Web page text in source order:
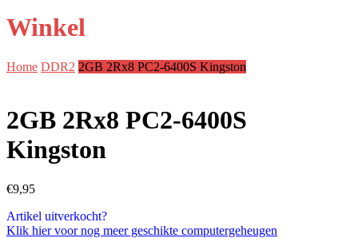
Winkel
Home DDR2 2GB 2Rx8 PC2-6400S Kingston
2GB 2Rx8 PC2-6400S
Kingston
€9,95
Artikel uitverkocht?
Klik hier voor nog meer geschikte computergeheugen